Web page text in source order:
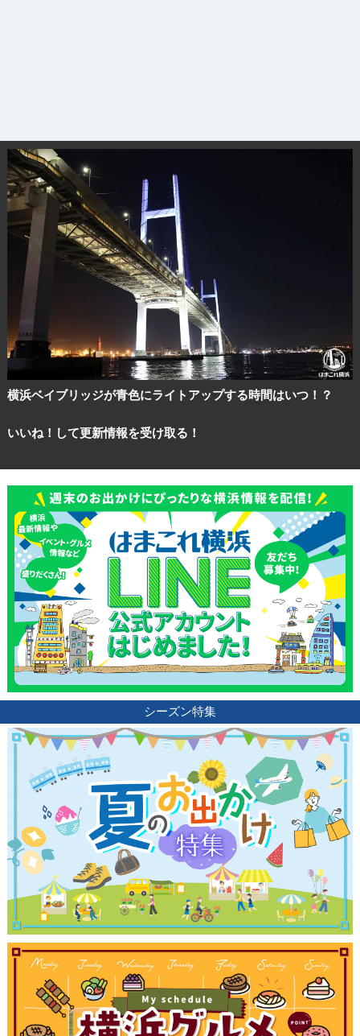
横浜ベイブリッジが青色にライトアップする時間はいつ！？
いいね！して更新情報を受け取る！
シーズン特集
観光ガイド
ランキング